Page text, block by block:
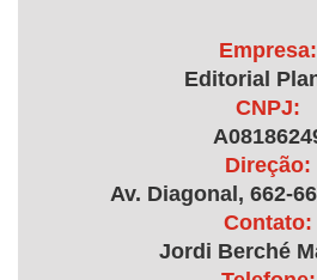
Empresa:
Editorial
CNPJ:
Direção:
Av. Diagonal, 662-
Contato:
Jordi Berché